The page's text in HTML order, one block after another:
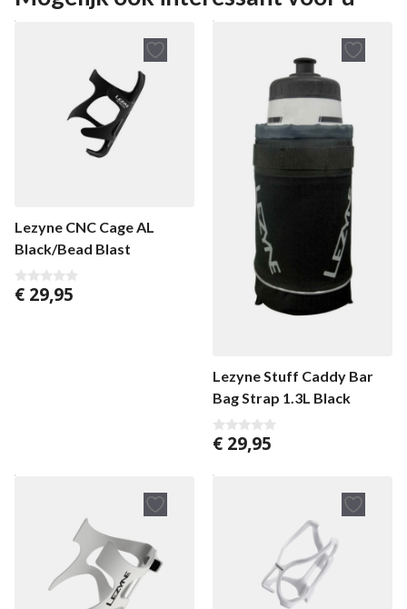
Lezyne CNC Cage AL
Black/Bead Blast
0
v
€ 29,95
Lezyne Stuff Caddy Bar
Bag Strap 1.3L Black
0
v
n
€ 29,95